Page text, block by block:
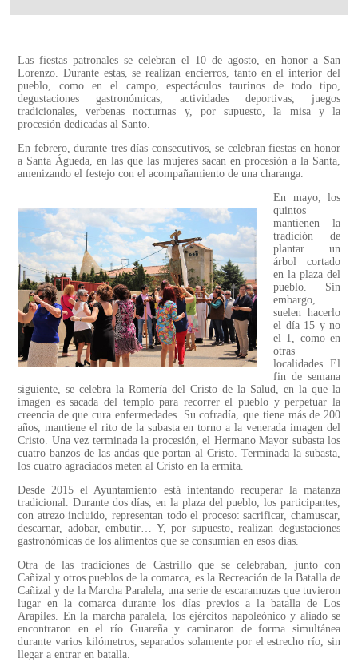
Las fiestas patronales se celebran el 10 de agosto, en honor a San
Lorenzo. Durante estas, se realizan encierros, tanto en el interior del
pueblo, como en el campo, espectáculos taurinos de todo tipo,
degustaciones gastronómicas, actividades deportivas, juegos
tradicionales, verbenas nocturnas y, por supuesto, la misa y la
procesión dedicadas al Santo.
En febrero, durante tres días consecutivos, se celebran fiestas en honor
a Santa Águeda, en las que las mujeres sacan en procesión a la Santa,
amenizando el festejo con el acompañamiento de una charanga.
En mayo, los
quintos
mantienen la
tradición de
plantar un
árbol cortado
en la plaza del
pueblo. Sin
embargo,
suelen hacerlo
el día 15 y no
el 1, como en
otras
localidades. El
fin de semana
siguiente, se celebra la Romería del Cristo de la Salud, en la que la
imagen es sacada del templo para recorrer el pueblo y perpetuar la
creencia de que cura enfermedades. Su cofradía, que tiene más de 200
años, mantiene el rito de la subasta en torno a la venerada imagen del
Cristo. Una vez terminada la procesión, el Hermano Mayor subasta los
cuatro banzos de las andas que portan al Cristo. Terminada la subasta,
los cuatro agraciados meten al Cristo en la ermita.
Desde 2015 el Ayuntamiento está intentando recuperar la matanza
tradicional. Durante dos días, en la plaza del pueblo, los participantes,
con atrezo incluido, representan todo el proceso: sacrificar, chamuscar,
descarnar, adobar, embutir… Y, por supuesto, realizan degustaciones
gastronómicas de los alimentos que se consumían en esos días.
Otra de las tradiciones de Castrillo que se celebraban, junto con
Cañizal y otros pueblos de la comarca, es la Recreación de la Batalla de
Cañizal y de la Marcha Paralela, una serie de escaramuzas que tuvieron
lugar en la comarca durante los días previos a la batalla de Los
Arapiles. En la marcha paralela, los ejércitos napoleónico y aliado se
encontraron en el río Guareña y caminaron de forma simultánea
durante varios kilómetros, separados solamente por el estrecho río, sin
llegar a entrar en batalla.